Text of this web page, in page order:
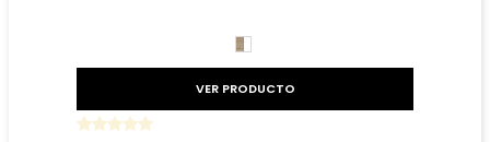
BLANCO/CAMBRIAN
VER PRODUCTO